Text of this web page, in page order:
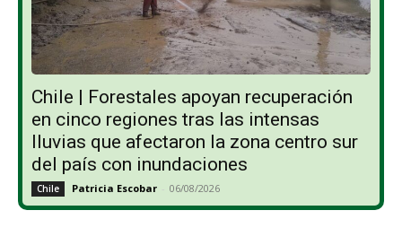
Chile | Forestales apoyan recuperación
en cinco regiones tras las intensas
lluvias que afectaron la zona centro sur
del país con inundaciones
Chile Patricia Escobar - 06/08/2026